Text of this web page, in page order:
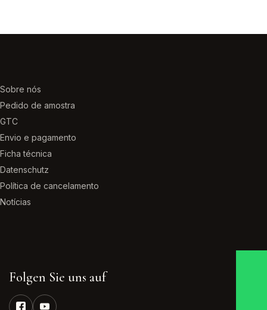
Sobre nós
Pedido de amostra
GTC
Envio e pagamento
Ficha técnica
Datenschutz
Política de cancelamento
Notícias
Folgen Sie uns auf